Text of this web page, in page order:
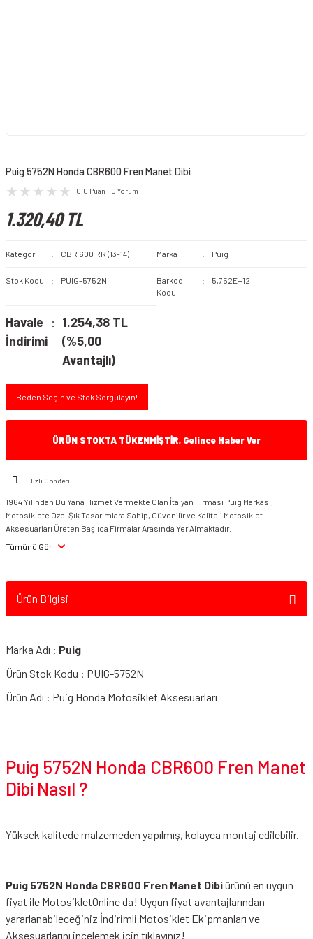
Puig 5752N Honda CBR600 Fren Manet Dibi
0.0 Puan - 0 Yorum
1.320,40 TL
Kategori CBR 600 RR (13-14) Marka Puig
Stok Kodu PUIG-5752N
Barkod
Kodu
5,752E+12
Havale
İndirimi
1.254,38 TL
(%5,00
Avantajlı)
Beden Seçin ve Stok Sorgulayın!
ÜRÜN STOKTA TÜKENMİŞTİR, Gelince Haber Ver
Hızlı Gönderi
1964 Yılından Bu Yana Hizmet Vermekte Olan İtalyan Firması Puig Markası,
Motosiklete Özel Şık Tasarımlara Sahip, Güvenilir ve Kaliteli Motosiklet
Aksesuarları Üreten Başlıca Firmalar Arasında Yer Almaktadır.
Tümünü Gör
Ürün Bilgisi
Marka Adı : Puig
Ürün Stok Kodu : PUIG-5752N
Ürün Adı : Puig Honda Motosiklet Aksesuarları
Puig 5752N Honda CBR600 Fren Manet
Dibi Nasıl ?
Yüksek kalitede malzemeden yapılmış, kolayca montaj edilebilir.
Puig 5752N Honda CBR600 Fren Manet Dibiürünü en uygun
fiyat ile MotosikletOnline da! Uygun fiyat avantajlarından
yararlanabileceğiniz İndirimli Motosiklet Ekipmanları ve
Aksesuarlarını incelemek için tıklayınız!